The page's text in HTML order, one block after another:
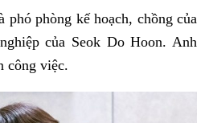
phòng kế hoạch, chồng của
của Seok Do Hoon. Anh
công việc.